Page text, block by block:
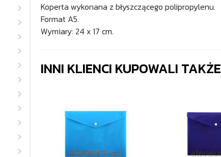
Koperta wykonana z błyszczącego polipropylenu.
Format A5.
Wymiary: 24 x 17 cm.
INNI KLIENCI KUPOWALI TAKŻE